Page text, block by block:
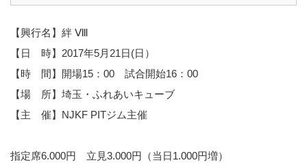
【興行名】絆 Ⅷ
【日 時】2017年5月21日(日）
【時 間】開場15：00 試合開始16：00
【場 所】埼玉・ふれあいキューブ
【主 催】NJKF PITジム主催
指定席6.000円 立見3.000円（当日1.000円増）